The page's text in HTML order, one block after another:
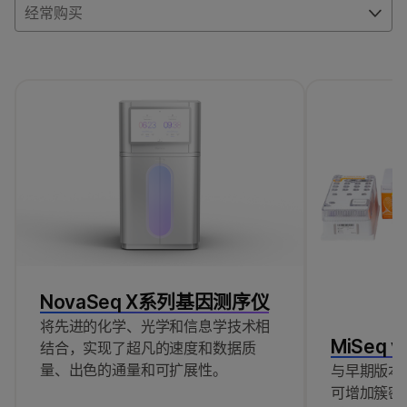
经常购买
NovaSeq X系列基因测序仪
将先进的化学、光学和信息学技术相
结合，实现了超凡的速度和数据质
量、出色的通量和可扩展性。
MiSeq
与早期版
可增加簇